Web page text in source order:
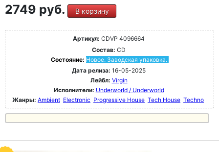
2749 руб. В корзину
Артикул: CDVP 4096664
Состав: CD
Состояние: Новое. Заводская упаковка.
Дата релиза: 16-05-2025
Лейбл: Virgin
Исполнители: Underworld / Underworld
Жанры: Ambient Electronic Progressive House Tech House Techno